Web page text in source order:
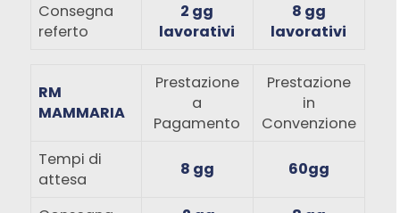
Consegna
referto
2 gg
lavorativi
8 gg
lavorativi
RM
MAMMARIA
Prestazione
a
Pagamento
Prestazione
in
Convenzione
Tempi di
attesa
8 gg 60gg